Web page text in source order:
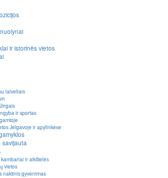
ir istorinės vietos
laiveliais
ir sportas
Jelgavoje ir apylinkėse
savijauta
ir aikštelės
vietos
naktinis gyvenimas